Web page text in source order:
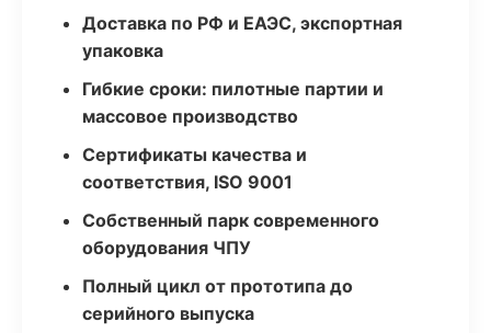
Доставка по РФ и ЕАЭС, экспортная
упаковка
Гибкие сроки: пилотные партии и
массовое производство
Сертификаты качества и
соответствия, ISO 9001
Собственный парк современного
оборудования ЧПУ
Полный цикл от прототипа до
серийного выпуска